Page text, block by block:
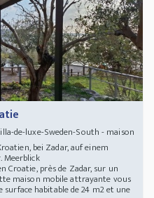
de-luxe-Sweden-South - maison
bei Zadar, auf einem
Meerblick
Croatie, près de Zadar, sur un
maison mobile attrayante vous
habitable de 24 m2 et une